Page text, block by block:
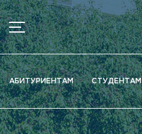
АБИТУРИЕНТАМ СТУДЕНТАМ
МЕНЮ
Новости
Объявления
Документы